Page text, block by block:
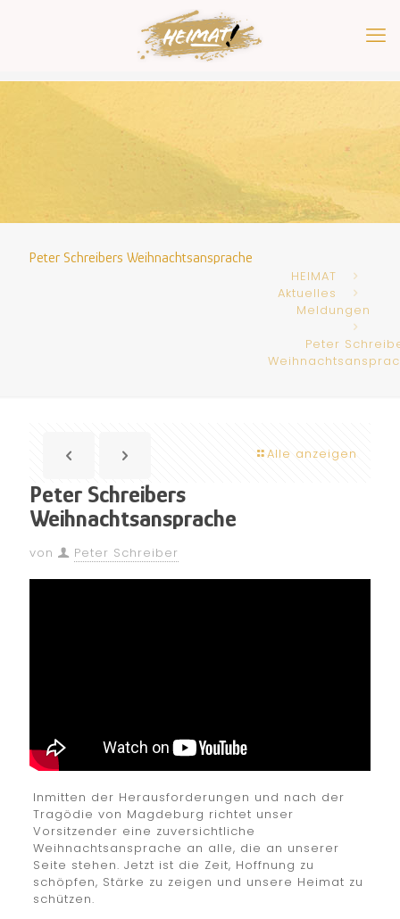
Peter Schreibers Weihnachtsansprache
HEIMAT
Aktuelles
Meldungen
Peter
Alle anzeigen
Peter Schreibers
Weihnachtsansprache
von Peter Schreiber
Inmitten der Herausforderungen und nach der
Tragödie von Magdeburg richtet unser
Vorsitzender eine zuversichtliche
Weihnachtsansprache an alle, die an unserer
Seite stehen. Jetzt ist die Zeit, Hoffnung zu
schöpfen, Stärke zu zeigen und unsere Heimat zu
schützen.